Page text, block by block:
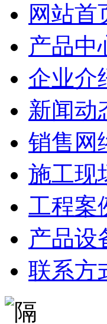
网站首
产品中
企业介
新闻动
销售网
施工现
工程案
产品设
联系方